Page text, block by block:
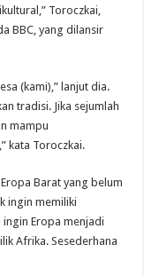
Toroczkai,
BBC, yang dilansir
(kami),” lanjut dia.
tradisi. Jika sejumlah
mampu
kata Toroczkai.
Barat yang belum
ingin memiliki
ingin Eropa menjadi
Afrika. Sesederhana